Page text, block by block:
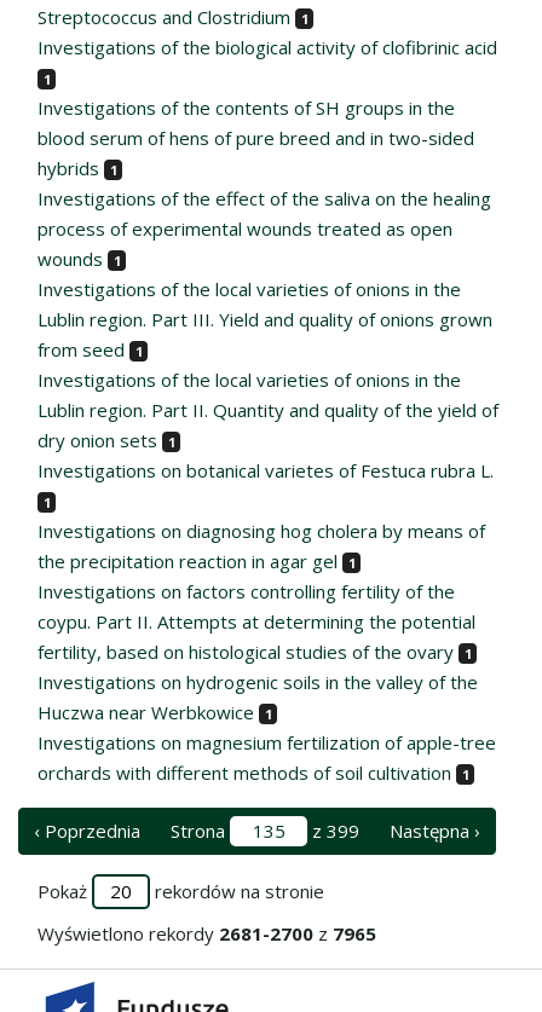
Streptococcus and Clostridium
1
Investigations of the biological activity of clofibrinic acid
1
Investigations of the contents of SH groups in the
blood serum of hens of pure breed and in two-sided
hybrids
1
Investigations of the effect of the saliva on the healing
process of experimental wounds treated as open
wounds
1
Investigations of the local varieties of onions in the
Lublin region. Part III. Yield and quality of onions grown
from seed
1
Investigations of the local varieties of onions in the
Lublin region. Part II. Quantity and quality of the yield of
dry onion sets
1
Investigations on botanical varietes of Festuca rubra L.
1
Investigations on diagnosing hog cholera by means of
the precipitation reaction in agar gel
1
Investigations on factors controlling fertility of the
coypu. Part II. Attempts at determining the potential
fertility, based on histological studies of the ovary
1
Investigations on hydrogenic soils in the valley of the
Huczwa near Werbkowice
1
Investigations on magnesium fertilization of apple-tree
orchards with different methods of soil cultivation
1
‹ Poprzednia Strona z 399 Następna ›
Pokaż
rekordów na stronie
Wyświetlono rekordy 2681-2700 z 7965